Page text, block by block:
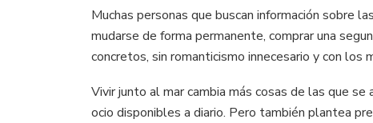
Muchas personas que buscan información sobre las
mudarse de forma permanente, comprar una
concretos, sin romanticismo innecesario y con
Vivir junto al mar cambia más cosas de las que
ocio disponibles a diario. Pero también plantea